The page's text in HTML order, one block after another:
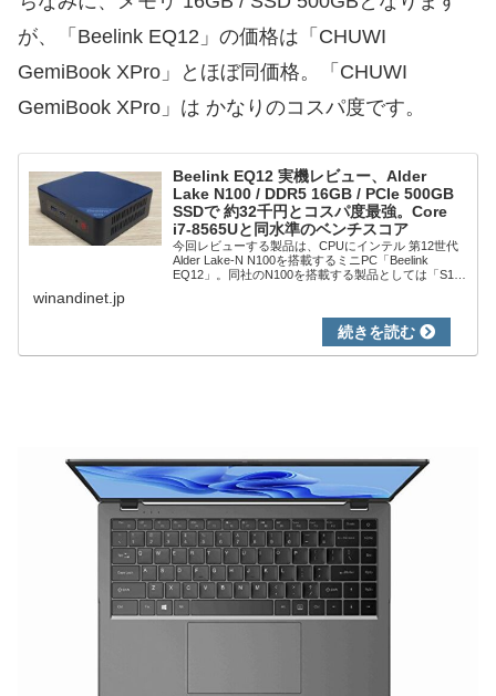
が、「Beelink EQ12」の価格は「CHUWI
GemiBook XPro」とほぼ同価格。「CHUWI
GemiBook XPro」は かなりのコスパ度です。
Beelink EQ12 実機レビュー、Alder
Lake N100 / DDR5 16GB / PCIe 500GB
SSDで 約32千円とコスパ度最強。Core
i7-8565Uと同水準のベンチスコア
今回レビューする製品は、CPUにインテル 第12世代
Alder Lake-N N100を搭載するミニPC「Beelink
EQ12」。同社のN100を搭載する製品としては「S12
winandinet.jp